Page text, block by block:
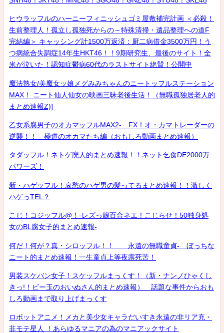
ヒウラッフルのハーニーフィニッシュゴミ屋敷補完計画 ＜必殺！
生前整理人！孤立し孤独死からの～特殊清掃・遺品整理への道F
完結編＞ キャッシング計1500万返済：厨二病借金3500万円！う
つ病統合失調症14年生HKT46！！9期研究生、最後のサイト！全
米が泣いた！認知症鬱病60代のラストサイト絶賛！公開中
魔法熟女/美魔女ッ娘メグみみちゃんのニートッフルステーション
MAX！ ニート仙人仙女の映画三昧老後生活！（無職孤独居老人的
まとめ速報Z)]
乙女系腐男子のオカマッフルMAX2- FX！オ・カマトレーダーの
逆襲！！ 極道のオカマたち編（おもしろ動画まとめ速報）
タダッフル！ネトゲ廃人的まとめ速報！！ネット乞食DE2000万
パワーズ！
新・ハゲッフル！哀愁のハゲ男の髪ってるまとめ速報！！激しく
ハゲっTEL？
こじ！コジッフル@！-レズっ娘百合ネエ！こじらせ！50独身処
女のBL腐女子的まとめ速報-
何だ！何が？真・シロッフル！！ 永遠の無職童貞- ぼっちな
ニート的まとめ速報！一生童貞上等夜露死苦！
男装スケバン女子！スケッフルまっくす！（新・ナンノひゃくし
きっ!！ビー玉のおいぬさん的まとめ速報） 話題な事件からおも
しろ動画まで取り上げまっくす
ロボットアニメ！メカと美少女キャラだいすき永遠の非リア充・
非モテ星人 ！あらゆるマニアの為のマニアックサイト